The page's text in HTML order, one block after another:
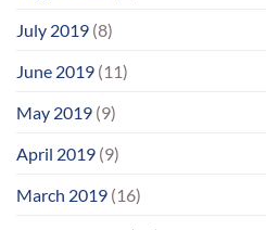
July 2019 (8)
June 2019 (11)
May 2019 (9)
April 2019 (9)
March 2019 (16)